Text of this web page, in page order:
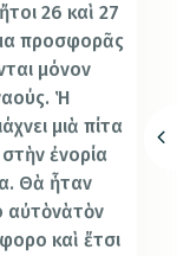
26 καὶ 27
προσφορᾶς
μόνον
Ἡ
μιὰ πίτα
ἐνορία
Θὰ ἦταν
αὐτὸνὰτὸν
καὶ ἔτσι